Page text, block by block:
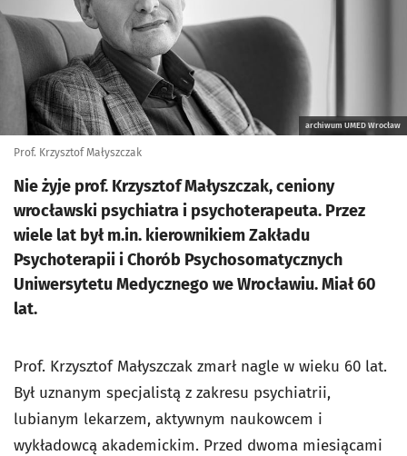
archiwum UMED Wrocław
Prof. Krzysztof Małyszczak
Nie żyje prof. Krzysztof Małyszczak, ceniony
wrocławski psychiatra i psychoterapeuta. Przez
wiele lat był m.in. kierownikiem Zakładu
Psychoterapii i Chorób Psychosomatycznych
Uniwersytetu Medycznego we Wrocławiu. Miał 60
lat.
Prof. Krzysztof Małyszczak zmarł nagle w wieku 60 lat.
Był uznanym specjalistą z zakresu psychiatrii,
lubianym lekarzem, aktywnym naukowcem i
wykładowcą akademickim. Przed dwoma miesiącami